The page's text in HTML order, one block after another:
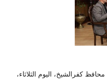
كفرالشيخ، اليوم الثلاثاء،